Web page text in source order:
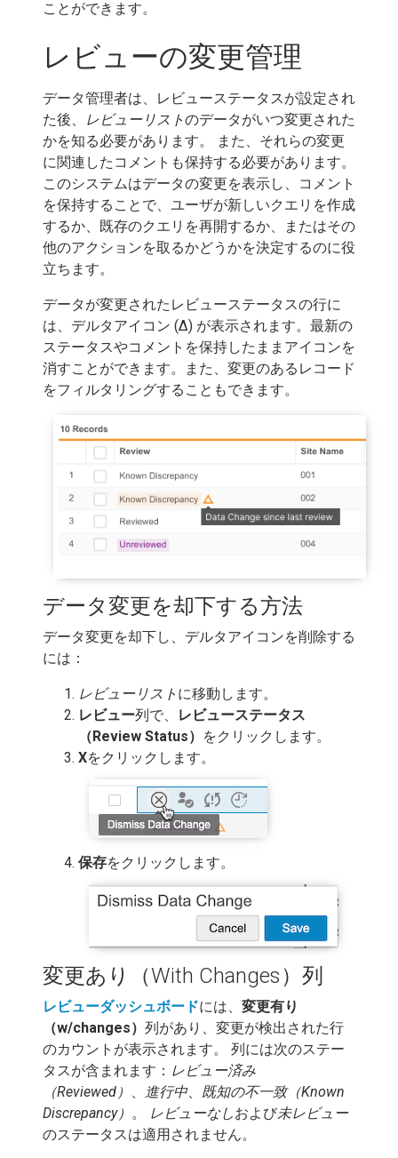
ことができます。
レビューの変更管理
データ管理者は、レビューステータスが設定され
た後、
レビューリストのデータがいつ変更された
かを知る必要があります。 また、それらの変更
に関連したコメントも保持する必要があります。
このシステムはデータの変更を表示し、コメント
を保持することで、ユーザが新しいクエリを作成
するか、既存のクエリを再開するか、またはその
他のアクションを取るかどうかを決定するのに役
立ちます。
データが変更されたレビューステータスの行に
は、デルタアイコン (Δ) が表示されます。最新の
ステータスやコメントを保持したままアイコンを
消すことができます。また、変更のあるレコード
をフィルタリングすることもできます。
データ変更を却下する方法
データ変更を却下し、デルタアイコンを削除する
には：
レビューリスト に移動します。
レビュー列で、
レビューステータス
（Review Status） をクリックします。
Xをクリックします。
保存をクリックします。
変更あり（With Changes）列
レビューダッシュボードには、 変更有り
（w/changes） 列があり、変更が検出された行
のカウントが表示されます。 列には次のステー
タスが含まれます： レビュー済み
（Reviewed） 、 進行中、 既知の不一致（Known
Discrepancy） 。 レビューなしおよび未レビュー
のステータスは適用されません。